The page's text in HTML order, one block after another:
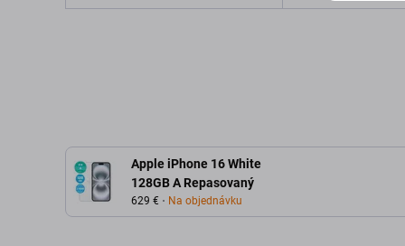
Apple iPhone 16 White
128GB A Repasovaný
629 € Na objednávku